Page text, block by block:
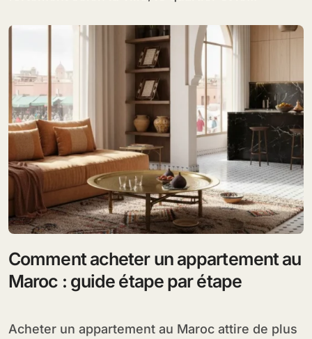
Comment acheter un appartement au
Maroc : guide étape par étape
Acheter un appartement au Maroc attire de plus